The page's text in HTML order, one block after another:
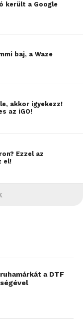
került a Google
baj, a Waze
akkor igyekezz!
az iGO!
Ezzel az
el!
a DTF